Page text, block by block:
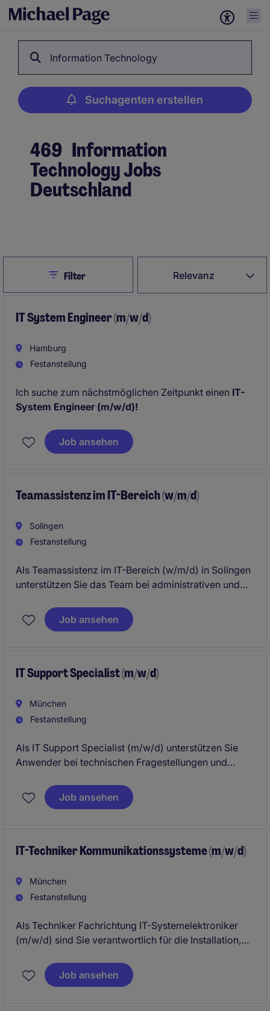
Information Technology
Suchagenten erstellen
469 Information
Technology Jobs
Deutschland
Relevanz
CloseFilter
IT System Engineer (m/w/d)
Hamburg
Festanstellung
Ich suche zum nächstmöglichen Zeitpunkt einen IT-
System Engineer (m/w/d)!
Job ansehen
Teamassistenz im IT-Bereich (w/m/d)
Solingen
Festanstellung
Als Teamassistenz im IT-Bereich (w/m/d) in Solingen
unterstützen Sie das Team bei administrativen und
bei, dass der reibungslose Ablauf im Bereich der
Industrie und Fertigung gewährleistet wird.
Job ansehen
IT Support Specialist (m/w/d)
München
Festanstellung
Als IT Support Specialist (m/w/d) unterstützen Sie
Anwender bei technischen Fragestellungen und
Arbeitsplätze. Dabei übernehmen Sie eine zentrale
Rolle im Support, bei IT-Projekten und der
Job ansehen
IT-Techniker Kommunikationssysteme (m/w/d)
München
Festanstellung
Als Techniker Fachrichtung IT-Systemelektroniker
(m/w/d) sind Sie verantwortlich für die Installation,
Diese spannende Position bietet Ihnen die
Möglichkeit, Ihre technischen Fähigkeiten in der
Job ansehen